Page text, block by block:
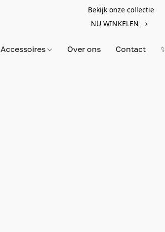
Bekijk onze collectie
NU WINKELEN
Accessoires Over ons Contact